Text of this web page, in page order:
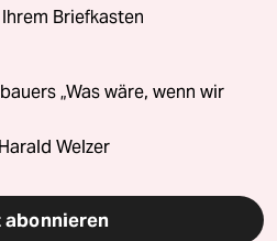
Briefkasten
„Was wäre, wenn wir
Welzer